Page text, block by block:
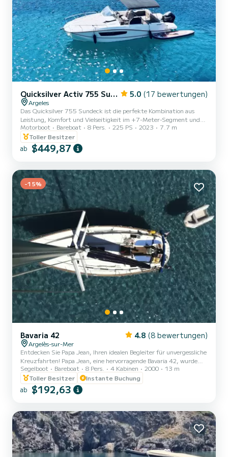
Quicksilver Activ 755 Sundeck 5.0 (17 bewertungen)
Argeles
Das Quicksilver 755 Sundeck ist die perfekte Kombination aus
Leistung, Komfort und Vielseitigkeit im +7-Meter-Segment und
wurde zum Entspannen in der Sonne und zum Genießen des
Segelns entwickelt. Es eignet sich perfekt für Tageskreuzfahrten,
Erkundungstouren und Schwimmen im kristallklaren Wasser,
Wassersport oder kurze Aufenthalte an Bord. Entdecken Sie an
Region: Canet, Argelès sur mer, Collioure, Paulilles, Banyuls und
segeln Si...
Motorboot Bareboat 8 Pers. 225 PS 2023
7.7 m
Toller Besitzer
ab $449,87
-15%
Bavaria 42 4.8 (8 bewertungen)
Argelès-sur-Mer
Entdecken Sie Papa Jean, Ihren idealen Begleiter für unvergessliche
Kreuzfahrten! Papa Jean, eine hervorragende Bavaria 42, wurde
sorgfältig gewartet und ausgestattet, um Ihnen Ausflüge auf See
zu bieten, die Komfort, Sicherheit und Leistung vereinen. Ob Sie
die sonnigen Buchten der Costa Brava erkunden oder zu den
kristallklaren Gewässern der Balearen segeln, dieses Segelboot wird
seinen 4 geräumigen Kabinen und seinem Mit 2 Badezi...
Segelboot Bareboat 8 Pers. 4 Kabinen 2000
13 m
Toller Besitzer
Instante Buchung
ab $192,63